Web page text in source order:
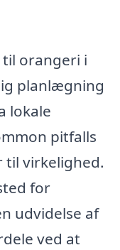
orangeri i
planlægning
lokale
pitfalls
til virkelighed.
for
udvidelse af
ved at